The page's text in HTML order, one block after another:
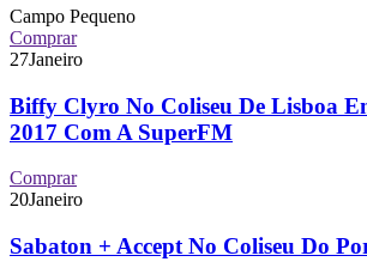
Campo Pequeno
Comprar
27Janeiro
Biffy Clyro No Coliseu De Lisboa
2017 Com A SuperFM
Comprar
20Janeiro
Sabaton + Accept No Coliseu Do